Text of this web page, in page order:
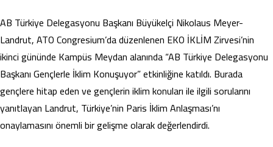
AB Türkiye Delegasyonu Başkanı Büyükelçi Nikolaus Meyer-
Landrut, ATO Congresium’da düzenlenen EKO İKLİM Zirvesi’nin
ikinci gününde Kampüs Meydan alanında “AB Türkiye Delegasyonu
Başkanı Gençlerle İklim Konuşuyor” etkinliğine katıldı. Burada
gençlere hitap eden ve gençlerin iklim konuları ile ilgili sorularını
yanıtlayan Landrut, Türkiye’nin Paris İklim Anlaşması’nı
onaylamasını önemli bir gelişme olarak değerlendirdi.